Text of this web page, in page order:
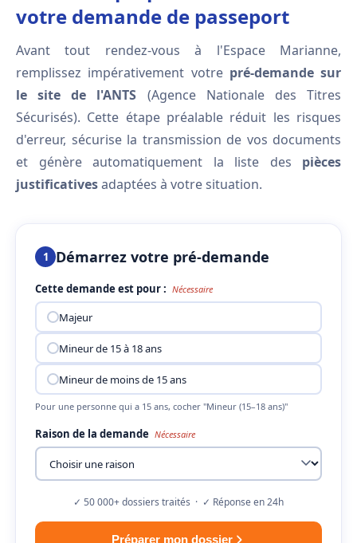
votre demande de passeport
Avant tout rendez-vous à l'Espace Marianne,
remplissez impérativement votre pré-demande sur
le site de l'ANTS (Agence Nationale des Titres
Sécurisés). Cette étape préalable réduit les risques
d'erreur, sécurise la transmission de vos documents
et génère automatiquement la liste des pièces
justificativesadaptées à votre situation.
1 Démarrez votre pré-demande
Cette demande est pour : Nécessaire
Majeur
Mineur de 15 à 18 ans
Mineur de moins de 15 ans
Pour une personne qui a 15 ans, cocher "Mineur (15–18 ans)"
Raison de la demande Nécessaire
✓ 50 000+ dossiers traités · ✓ Réponse en 24h
Préparer mon dossier